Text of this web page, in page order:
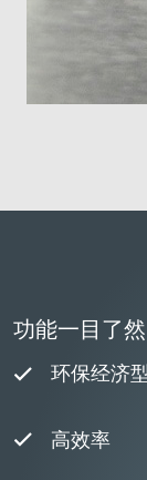
功能一目了然
环保经济
高效率